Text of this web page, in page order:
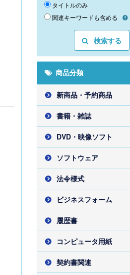
タイトルのみ
関連キーワードも含める
検索する
商品分類
新商品・予約商品
書籍・雑誌
DVD・映像ソフト
ソフトウェア
法令様式
ビジネスフォーム
履歴書
コンピュータ用紙
契約書関連